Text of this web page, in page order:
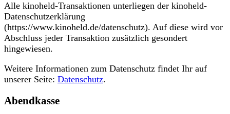
Alle kinoheld-Transaktionen unterliegen der kinoheld-
Datenschutzerklärung
(https://www.kinoheld.de/datenschutz). Auf diese wird vor
Abschluss jeder Transaktion zusätzlich gesondert
hingewiesen.
Weitere Informationen zum Datenschutz findet Ihr auf
unserer Seite: Datenschutz.
Abendkasse